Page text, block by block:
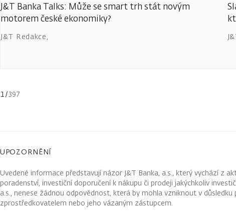
J&T Banka Talks: Může se smart trh stát novým
motorem české ekonomiky?
J&T Redakce,
1/397
UPOZORNĚNÍ
Uvedené informace představují názor J&T Banka, a.s., který vychází z
poradenství, investiční doporučení k nákupu či prodeji jakýchkoliv
a.s., nenese žádnou odpovědnost, která by mohla vzniknout v
zprostředkovatelem nebo jeho vázaným zástupcem.